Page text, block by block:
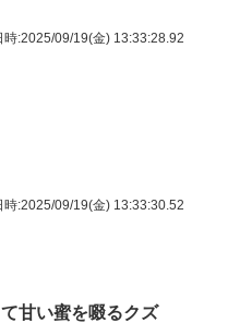
時:2025/09/19(金) 13:33:28.92
時:2025/09/19(金) 13:33:30.52
甘い蜜を啜るクズ